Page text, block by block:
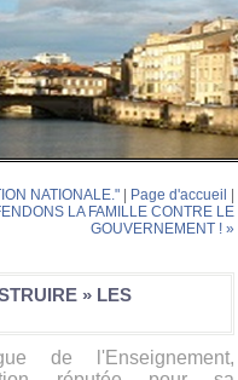
NATIONALE." Page d'accueil
LA FAMILLE CONTRE LE
GOUVERNEMENT ! »
» LES
de l'Enseignement,